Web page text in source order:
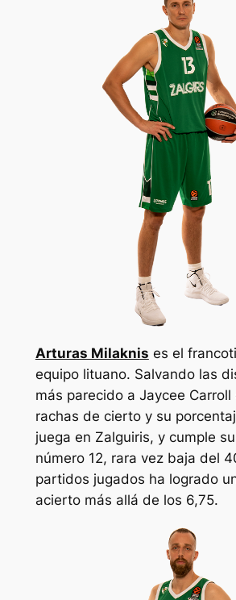
Arturas Milaknis es el
equipo lituano. Salvando las
más parecido a Jaycee Carroll
rachas de cierto y su
juega en Zalguiris, y cumple
número 12, rara vez baja del
partidos jugados ha logrado
acierto más allá de los 6,75.